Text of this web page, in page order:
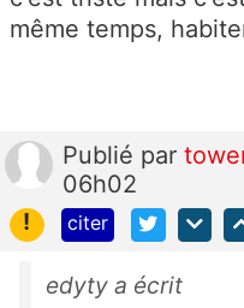
même temps,
Publié par
06h02
!
citer
edyty a écrit